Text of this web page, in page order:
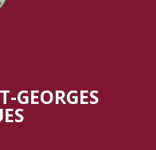
GEORGES